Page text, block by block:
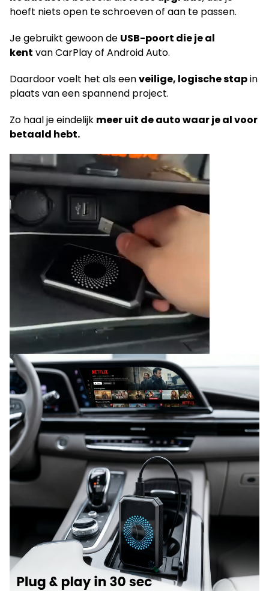
hoeft niets open te schroeven of aan te passen.
Je gebruikt gewoon de USB-poort die je al
kent van CarPlay of Android Auto.
Daardoor voelt het als eenveilige, logische stapin
plaats van een spannend project.
Zo haal je eindelijk meer uit de auto waar je al voor
betaald hebt.